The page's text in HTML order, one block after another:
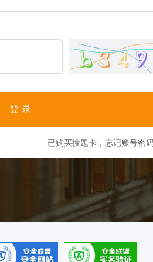
登录
已购买搜题卡，忘记账号密